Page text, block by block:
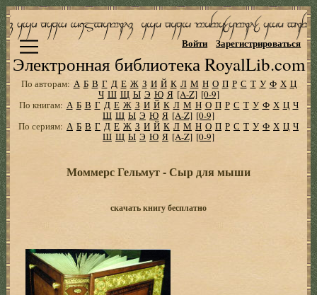
Электронная библиотека RoyalLib.com
Войти Зарегистрироваться
По авторам: А Б В Г Д Е Ж З И Й К Л М Н О П Р С Т У Ф Х Ц
Ч Ш Щ Ы Э Ю Я [A-Z] [0-9]
По книгам: А Б В Г Д Е Ж З И Й К Л М Н О П Р С Т У Ф Х Ц Ч
Ш Щ Ы Э Ю Я [A-Z] [0-9]
По сериям: А Б В Г Д Е Ж З И Й К Л М Н О П Р С Т У Ф Х Ц Ч
Ш Щ Ы Э Ю Я [A-Z] [0-9]
Моммерс Гельмут - Сыр для мыши
скачать книгу бесплатно